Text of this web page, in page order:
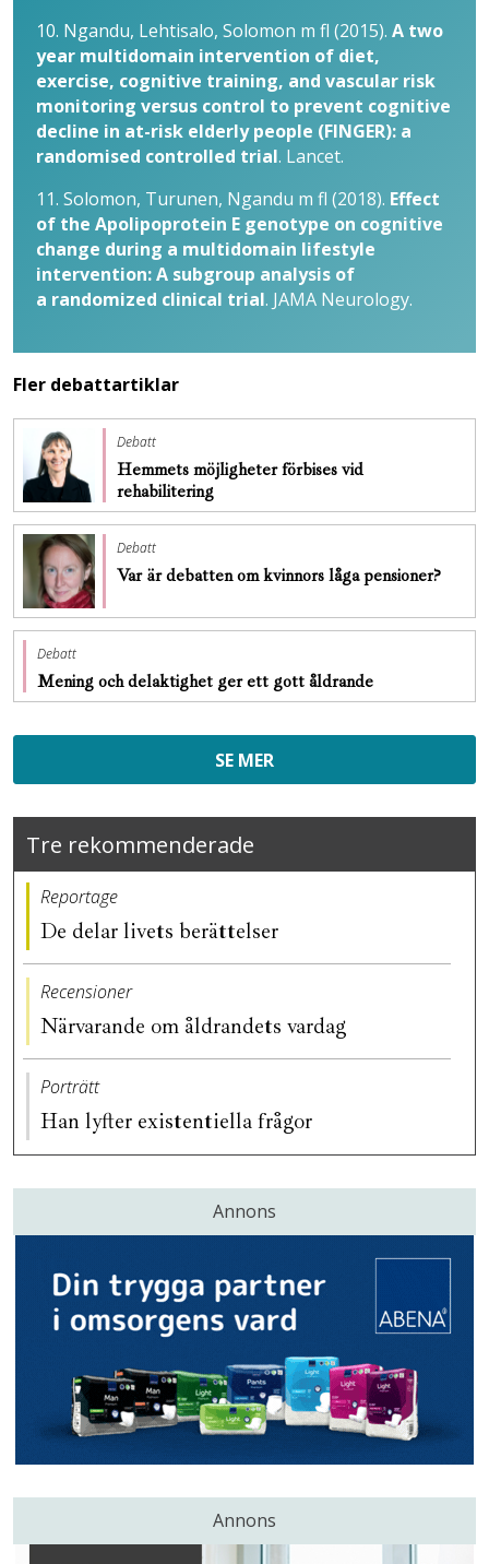
10. Ngandu, Lehtisalo, Solomon m fl (2015). A two
year multidomain intervention of diet,
exercise, cognitive training, and vascular risk
monitoring versus control to prevent cognitive
decline in at-risk elderly people (FINGER): a
randomised controlled trial. Lancet.
11. Solomon, Turunen, Ngandu m fl (2018). Effect
of the Apolipoprotein E genotype on cognitive
change during a multidomain lifestyle
intervention: A sub­group analysis of
a randomized clinical trial. JAMA Neurology.
Fler debattartiklar
Debatt
Hemmets möjligheter förbises vid
rehabilitering
Debatt
Var är debatten om kvinnors låga pensioner?
Debatt
Mening och delaktighet ger ett gott åldrande
SE MER
Tre rekommenderade
Reportage
De delar livets berättelser
Recensioner
Närvarande om åldrandets vardag
Porträtt
Han lyfter existentiella frågor
Annons
Annons